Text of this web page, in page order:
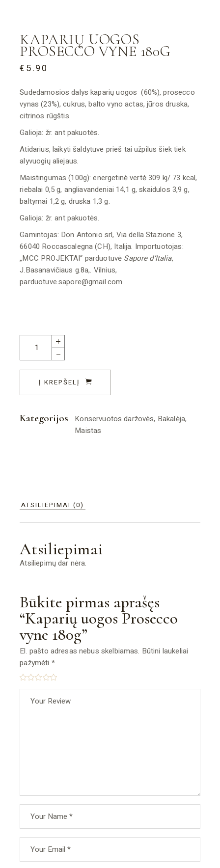
KAPARIŲ UOGOS
PROSECCO VYNE 180G
€5.90
Sudedamosios dalys kaparių uogos (60%), prosecco
vynas (23%), cukrus, balto vyno actas, jūros druska,
citrinos rūgštis.
Galioja: žr. ant pakuotės.
Atidarius, laikyti šaldytuve prieš tai užpilus šiek tiek
alyvuogių aliejaus.
Maistingumas (100g): energetinė vertė 309 kj/ 73 kcal,
riebalai 0,5 g, angliavandeniai 14,1 g, skaidulos 3,9 g,
baltymai 1,2 g, druska 1,3 g.
Galioja: žr. ant pakuotės.
Gamintojas: Don Antonio srl, Via della Stazione 3,
66040 Roccascalegna (CH), Italija. Importuotojas:
„MCC PROJEKTAI“ parduotuvė Sapore d‘Italia,
J.Basanavičiaus g.8a,. Vilnius,
parduotuve.sapore@gmail.com
Kaparių uogos Prosecco vyne 180g quantity
Į KREPŠELĮ
Kategorijos Konservuotos daržovės, Bakalėja,
Maistas
ATSILIEPIMAI (0)
Atsiliepimai
Atsiliepimų dar nėra.
Būkite pirmas aprašęs
“Kaparių uogos Prosecco
vyne 180g”
El. pašto adresas nebus skelbiamas. Būtini laukeliai
pažymėti *